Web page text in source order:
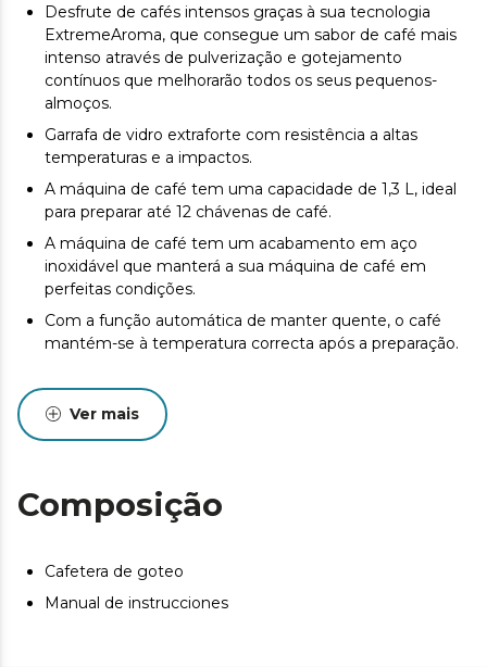
Desfrute de cafés intensos graças à sua tecnologia
ExtremeAroma, que consegue um sabor de café mais
intenso através de pulverização e gotejamento
contínuos que melhorarão todos os seus pequenos-
almoços.
Garrafa de vidro extraforte com resistência a altas
temperaturas e a impactos.
A máquina de café tem uma capacidade de 1,3 L, ideal
para preparar até 12 chávenas de café.
A máquina de café tem um acabamento em aço
inoxidável que manterá a sua máquina de café em
perfeitas condições.
Com a função automática de manter quente, o café
mantém-se à temperatura correcta após a preparação.
Ver mais
Composição
Cafetera de goteo
Manual de instrucciones